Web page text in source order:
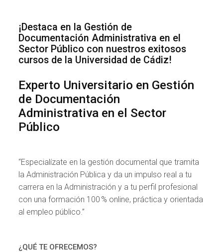
¡Destaca en la Gestión de
Documentación Administrativa en el
Sector Público con nuestros exitosos
cursos de la Universidad de Cádiz!
Experto Universitario en Gestión
de Documentación
Administrativa en el Sector
Público
“Especialízate en la gestión documental que tramita
la Administración Pública y da un impulso real a tu
carrera en la Administración y a tu perfil profesional
con una formación 100 % online, práctica y orientada
al empleo público.”
¿QUÉ TE OFRECEMOS?